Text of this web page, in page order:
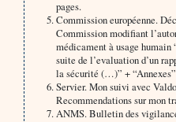
pages.
Commission européenne.
Commission modifiant
médicament à usage
suite de l’evaluation d’un
la sécurité (…)” + “Annexes”
Servier. Mon suivi avec
Recommendations sur mon
ANMS. Bulletin des